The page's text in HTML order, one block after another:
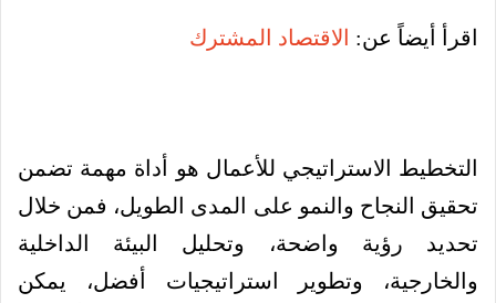
اقرأ أيضاً عن: الاقتصاد المشترك
التخطيط الاستراتيجي للأعمال هو أداة مهمة تضمن
تحقيق النجاح والنمو على المدى الطويل، فمن خلال
تحديد رؤية واضحة، وتحليل البيئة الداخلية
والخارجية، وتطوير استراتيجيات أفضل، يمكن